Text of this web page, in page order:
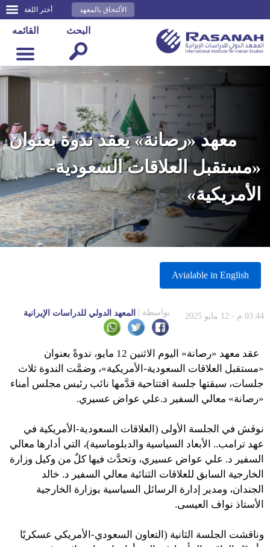
أختر اللغة الألتحاق بالمعهد
القائمه البحث
معهد «رصانة» يعقد ندوة بعنوان
«مستقبل العلاقات السعودية-
الأمريكية»
Avialable in English
03:44 م - 12 مايو 2025 بواسطة المعهد الدولي للدراسات الإيرانية
عقد معهد «رصانة» اليوم الاثنين 12 مايو، ندوةً بعنوان
«مستقبل العلاقات السعودية-الأمريكية»، وضمَّت الندوة ثلاث
جلسات، سبقتها جلسة افتتاحية قدَّمها نائب رئيس مجلس أمناء
«رصانة» معالي السفير د.علي عواض عسيري.
نوقش في الجلسة الأولى (العلاقات السعودية-الأمريكية في
عهد ترامب.. الأبعاد السياسية والدبلوماسية)، التي أدارها معالي
السفير د. علي عواض عسيري، وتحدَّث فيها كلٌ من وكيل وزارة
الخارجية السابق للعلاقات الثنائية معالي السفير د. خالد
الجندان، ومدير إدارة الرسائل السياسية بوزارة الخارجية
الأستاذ نواف العيسى.
وناقشت الجلسة الثانية (التعاون السعودي-الأمريكي عسكريًا